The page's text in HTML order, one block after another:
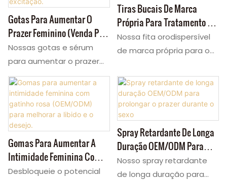
Como fabricantes
OEM/ODM, oferecemos
gotas hormonais
portáteis para mulheres
que se encaixam
perfeitamente em um
encontro romântico,
desde as preliminares até
o desejo de intimidade.
Essas gotas para o prazer
feminino intensificam o
toque, amplificam as
sensações e
Como fabricantes
OEM/ODM, criamos gotas
afrodisíacas femininas
portáteis que se integram
preliminares,
aprofundando a conexão
e incentivando-a a iniciar
a intimidade. Essas gotas
para libido feminina
amplificam a sensação,
intensificam o toque e
enriquecem cada
Gotas Para Aumentar O
Prazer Feminino (venda Por
Atacado) Que Estimulam A
Libido E Aumentam A
Excitação.
Nossas gotas e sérum
para aumentar o prazer
são formulados para
despertar o desejo
instantaneamente. Como
fábrica OEM/ODM,
oferecemos gotas
afrodisíacas femininas
personalizáveis, portáteis,
fáceis de usar e
Tiras Bucais De Marca
Própria Para Tratamento De
Ejaculação Precoce E
Disfunção Erétil Em Homens.
Nossa fita orodispersível
de marca própria para o
precoce e disfunção erétil
em homens age mais
rápido — sem água, sem
causar desconforto
estomacal. Como fábrica
OEM/ODM, personalizamos
sua fita oral, fita para
disfunção erétil ou fita oral
Gomas Para Aumentar A
Intimidade Feminina Com
Gatinho Rosa (OEM/ODM)
Desbloqueie o potencial
Spray Retardante De Longa
Duração OEM/ODM Para
Prolongar O Prazer Durante
O Sexo
Nosso spray retardante
de longa duração para